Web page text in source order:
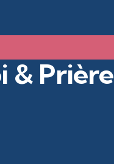
& Prière